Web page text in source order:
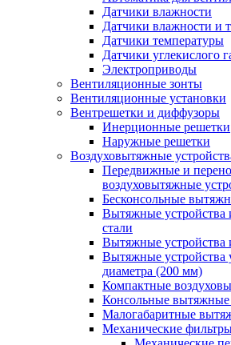
Датчики влажности
Датчики влажности и
Датчики температуры
Датчики углекислого
Электроприводы
Вентиляционные зонты
Вентиляционные установки
Вентрешетки и диффузоры
Инерционные решетки
Наружные решетки
Воздуховытяжные
Передвижные и
воздуховытяжные
Бесконсольные
Вытяжные устройства
стали
Вытяжные устройства
Вытяжные устройства
диаметра (200 мм)
Компактные
Консольные вытяжные
Малогабаритные
Механические